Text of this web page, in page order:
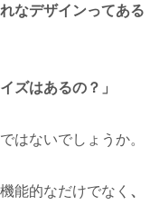
なデザインってある
ズはあるの？」
はないでしょうか。
能的なだけでなく 、